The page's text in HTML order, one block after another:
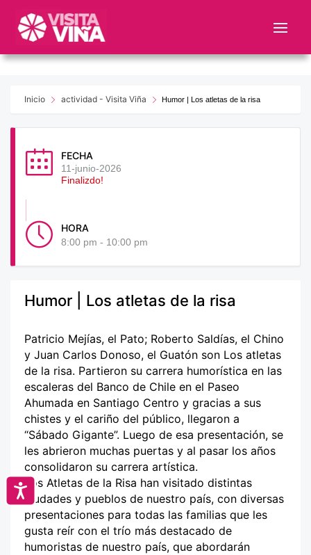
este
web
sistema
Accesibilidad
Inicio actividad - Visita Viña Humor | Los atletas de la risa
FECHA
11-junio-2026
Finalizdo!
HORA
8:00 pm - 10:00 pm
Humor | Los atletas de la risa
Patricio Mejías, el Pato; Roberto Saldías, el Chino
y Juan Carlos Donoso, el Guatón son Los atletas
de la risa. Partieron su carrera humorística en las
escaleras del Banco de Chile en el Paseo
Ahumada en Santiago Centro y gracias a sus
chistes y el cariño del público, llegaron a
“Sábado Gigante”. Luego de esa presentación, se
les abrieron muchas puertas y al pasar los años
consolidaron su carrera artística.
Los Atletas de la Risa han visitado distintas
ciudades y pueblos de nuestro país, con diversas
presentaciones para todas las familias que les
gusta reír con el trío más destacado de
humoristas de nuestro país, que abordarán